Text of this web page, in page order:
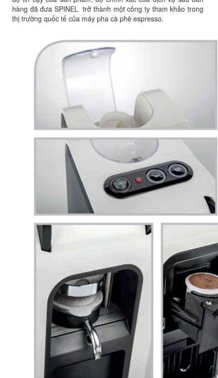
hàng đã đưa SPINEL trở thành một công ty tham khảo trong
thị trường quốc tế của máy pha cà phê espresso.